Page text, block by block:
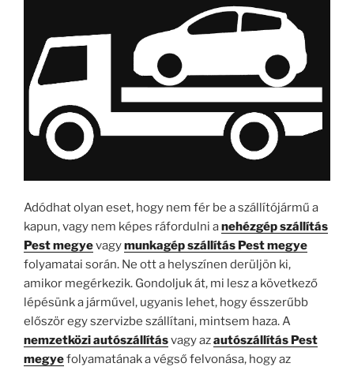
Adódhat olyan eset, hogy nem fér be a szállítójármű a
kapun, vagy nem képes ráfordulni anehézgép szállítás
Pest megyevagymunkagép szállítás Pest megye
folyamatai során. Ne ott a helyszínen derüljön ki,
amikor megérkezik. Gondoljuk át, mi lesz a következő
lépésünk a járművel, ugyanis lehet, hogy ésszerűbb
először egy szervizbe szállítani, mintsem haza. A
nemzetközi autószállításvagy azautószállítás Pest
megyefolyamatának a végső felvonása, hogy az